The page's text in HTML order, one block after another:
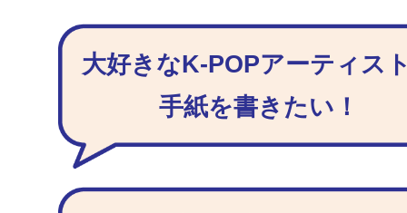
大好きなK-POPアーティス
手紙を書きたい！